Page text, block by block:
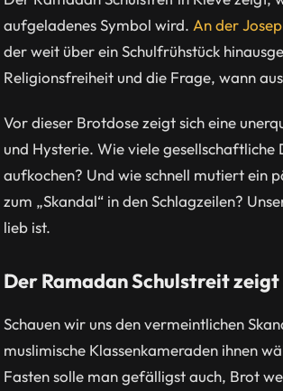
aufgeladenes Symbol wird. An der
der weit über ein Schulfrühstück
Religionsfreiheit und die Frage, wann
Vor dieser Brotdose zeigt sich eine
und Hysterie. Wie viele
aufkochen? Und wie schnell mutiert ein
zum „Skandal“ in den Schlagzeilen?
lieb ist.
Der Ramadan Schulstreit
Schauen wir uns den vermeintlichen
muslimische Klassenkameraden ihnen
Fasten solle man gefälligst auch, Brot